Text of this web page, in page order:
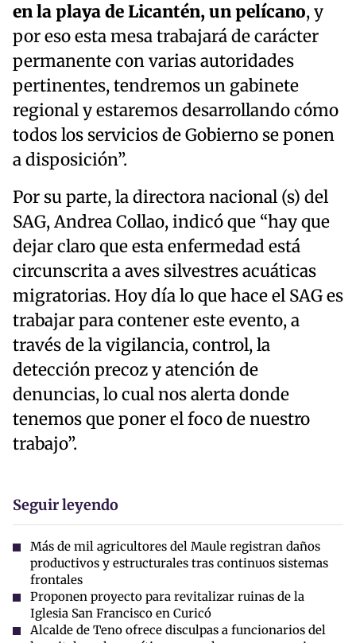
en la playa de Licantén, un pelícano, y
por eso esta mesa trabajará de carácter
permanente con varias autoridades
pertinentes, tendremos un gabinete
regional y estaremos desarrollando cómo
todos los servicios de Gobierno se ponen
a disposición”.
Por su parte, la directora nacional (s) del
SAG, Andrea Collao, indicó que “hay que
dejar claro que esta enfermedad está
circunscrita a aves silvestres acuáticas
migratorias. Hoy día lo que hace el SAG es
trabajar para contener este evento, a
través de la vigilancia, control, la
detección precoz y atención de
denuncias, lo cual nos alerta donde
tenemos que poner el foco de nuestro
trabajo”.
Seguir leyendo
Más de mil agricultores del Maule registran daños
productivos y estructurales tras continuos sistemas
frontales
Proponen proyecto para revitalizar ruinas de la
Iglesia San Francisco en Curicó
Alcalde de Teno ofrece disculpas a funcionarios del